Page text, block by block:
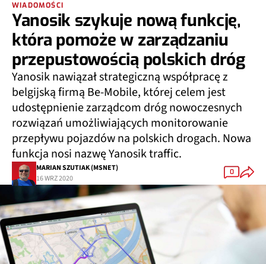
WIADOMOŚCI
Yanosik szykuje nową funkcję,
która pomoże w zarządzaniu
przepustowością polskich dróg
Yanosik nawiązał strategiczną współpracę z
belgijską firmą Be-Mobile, której celem jest
udostępnienie zarządcom dróg nowoczesnych
rozwiązań umożliwiających monitorowanie
przepływu pojazdów na polskich drogach. Nowa
funkcja nosi nazwę Yanosik traffic.
MARIAN SZUTIAK (MSNET)
16 WRZ 2020
0